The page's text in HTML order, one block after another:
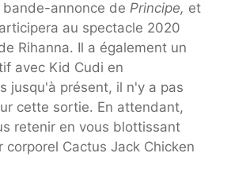
annonce de Principe, et
au spectacle 2020
Rihanna. Il a également un
avec Kid Cudi en
jusqu'à présent, il n'y a pas
cette sortie. En attendant,
retenir en vous blottissant
corporel Cactus Jack Chicken